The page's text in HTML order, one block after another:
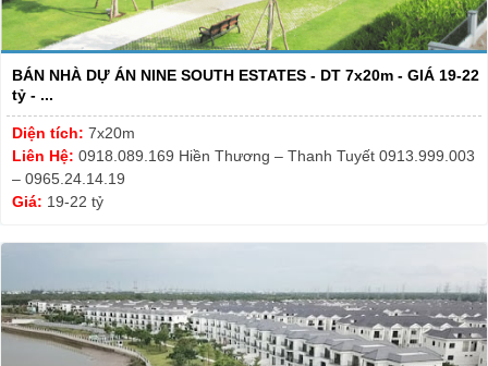
BÁN NHÀ DỰ ÁN NINE SOUTH ESTATES - DT 7x20m - GIÁ 19-22
tỷ - ...
Diện tích: 7x20m
Liên Hệ: 0918.089.169 Hiền Thương – Thanh Tuyết 0913.999.003
– 0965.24.14.19
Giá: 19-22 tỷ